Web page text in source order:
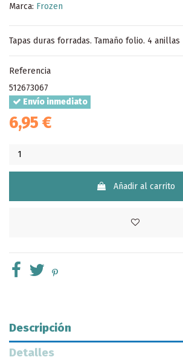
Marca: Frozen
Tapas duras forradas. Tamaño folio. 4 anillas
Referencia
512673067
Envío inmediato
6,95 €
Añadir al carrito
Descripción
Detalles